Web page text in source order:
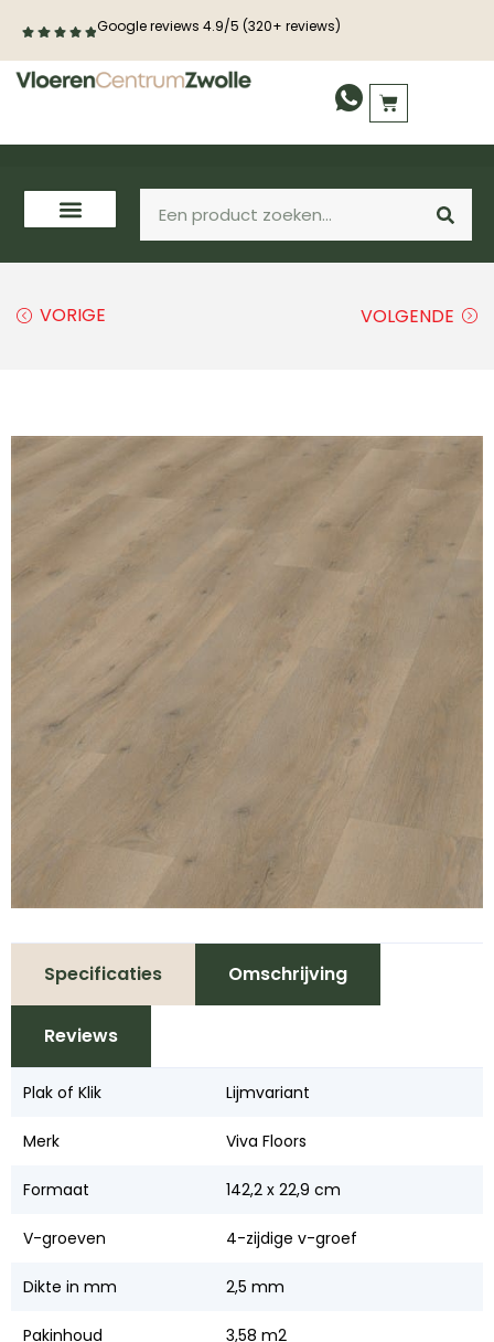
Google reviews 4.9/5 (320+ reviews)
VORIGE VOLGENDE
Specificaties Omschrijving
Reviews
Plak of Klik Lijmvariant
Merk Viva Floors
Formaat 142,2 x 22,9 cm
V-groeven 4-zijdige v-groef
Dikte in mm 2,5 mm
Pakinhoud 3,58 m2